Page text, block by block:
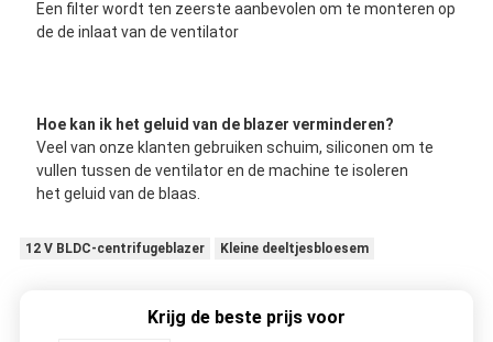
Een filter wordt ten zeerste aanbevolen om te monteren op
de de inlaat van de ventilator
Hoe kan ik het geluid van de blazer verminderen?
Veel van onze klanten gebruiken schuim, siliconen om te
vullen tussen de ventilator en de machine te isoleren
het geluid van de blaas.
12 V BLDC-centrifugeblazer Kleine deeltjesbloesem
Krijg de beste prijs voor